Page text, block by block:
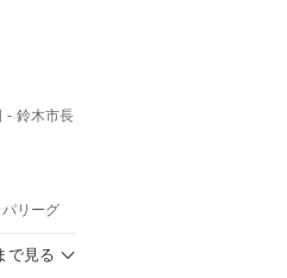
鈴木市長
パリーグ
で見る